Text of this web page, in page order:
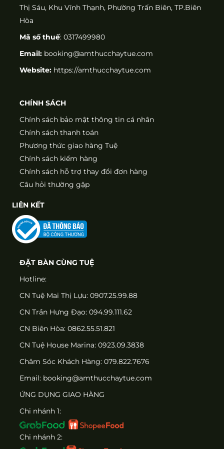
Thị Sáu, Khu Vĩnh Thạnh, Phường Trấn Biên, TP.Biên
Hòa
Mã số thuế: 0317499980
Email: booking@amthucchaytue.com
Website: https://amthucchaytue.com
CHÍNH SÁCH
Chính sách bảo mật thông tin cá nhân
Chính sách thanh toán
Phương thức giao hàng Tuệ
Chính sách kiểm hàng
Chính sách hỗ trợ thay đổi đơn hàng
Câu hỏi thường gặp
LIÊN KẾT
ĐẶT BÀN CÙNG TUỆ
Hotline:
CN Tuệ Mai Thị Lựu: 0907.25.99.88
CN Trần Hưng Đạo: 094.99.111.62
CN Biên Hòa: 0862.55.51.821
CN Tuệ House Marina: 0923.09.3838
Chăm Sóc Khách Hàng: 079.822.7676
Email: booking@amthucchaytue.com
ỨNG DỤNG GIAO HÀNG
Chi nhánh 1:
Chi nhánh 2: